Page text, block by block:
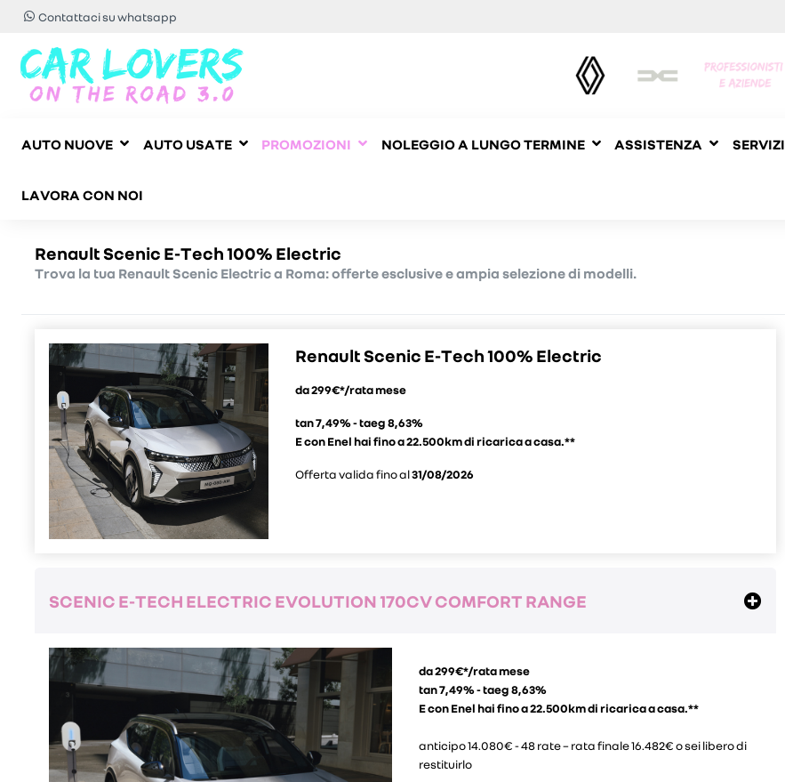
Contattaci su whatsapp
AUTO NUOVE AUTO USATE PROMOZIONI NOLEGGIO A LUNGO TERMINE ASSISTENZA SERVIZI
LAVORA CON NOI
Renault Scenic E-Tech 100% Electric
Trova la tua Renault Scenic Electric a Roma: offerte esclusive e ampia selezione di modelli.
Renault Scenic E-Tech 100% Electric
da 299€*/rata mese
tan 7,49% - taeg 8,63%
E con Enel hai fino a 22.500km di ricarica a casa.**
Offerta valida fino al31/08/2026
SCENIC E-TECH ELECTRIC EVOLUTION 170CV COMFORT RANGE
da 299€*/rata mese
tan 7,49% - taeg 8,63%
E con Enel hai fino a 22.500km di ricarica a casa.**
anticipo 14.080€ - 48 rate – rata finale 16.482€ o sei libero di
restituirlo